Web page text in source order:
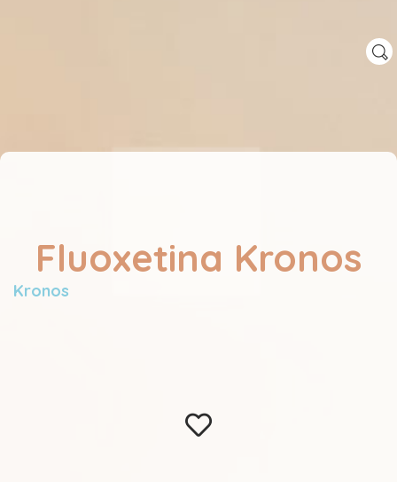
Fluoxetina Kronos
Kronos